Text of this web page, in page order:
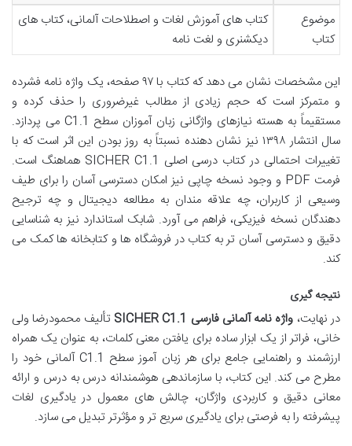
موضوع
کتاب
کتاب های آموزش لغات و اصطلاحات آلمانی، کتاب های
دیکشنری و لغت نامه
این مشخصات نشان می دهد که کتاب با ۹۷ صفحه، یک واژه نامه فشرده
و متمرکز است که حجم زیادی از مطالب غیرضروری را حذف کرده و
مستقیماً به هسته نیازهای واژگانی زبان آموزان سطح C1.1 می پردازد.
سال انتشار ۱۳۹۸ نیز نشان دهنده نسبتاً به روز بودن این اثر است که با
تغییرات احتمالی در کتاب درسی اصلی SICHER C1.1 هماهنگ است.
فرمت PDF و وجود نسخه چاپی نیز امکان دسترسی آسان را برای طیف
وسیعی از کاربران، چه علاقه مندان به مطالعه دیجیتال و چه ترجیح
دهندگان نسخه فیزیکی، فراهم می آورد. شابک استاندارد نیز به شناسایی
دقیق و دسترسی آسان تر به کتاب در فروشگاه ها و کتابخانه ها کمک می
کند.
نتیجه گیری
در نهایت، واژه نامه آلمانی فارسی SICHER C1.1
تألیف محمودرضا ولی
خانی، فراتر از یک ابزار ساده برای یافتن معنی کلمات، به عنوان یک همراه
ارزشمند و راهنمایی جامع برای هر زبان آموز سطح C1.1 آلمانی خود را
مطرح می کند. این کتاب، با سازماندهی هوشمندانه درس به درس و ارائه
معانی دقیق و کاربردی واژگان، چالش های معمول در یادگیری لغات
پیشرفته را به فرصتی برای یادگیری سریع تر و مؤثرتر تبدیل می سازد.